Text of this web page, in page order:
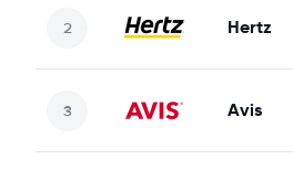
Hertz
Avis